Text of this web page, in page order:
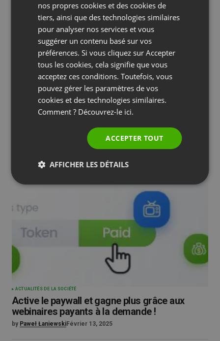
ASTUCES ET CONSEILS
Vois comment atteindre des millions de
téléspectateurs : Découvre le Multistreaming !
Février 5, 2025
ACTUALITÉS DE LA SOCIÉTÉ
Active le paywall et gagne plus grâce aux
webinaires payants à la demande !
by Paweł ŁaniewskiFévrier 13, 2025
SPANISH
PORTUGUESE
nos propres cookies et des cookies de
tiers, ainsi que des technologies similaires
pour analyser nos services et vous
suggérer un contenu basé sur vos
préférences. Si vous cliquez sur Accepter
tous les cookies, cela signifie que vous
acceptez ces conditions. Toutefois, vous
pouvez gérer les paramètres de vos
cookies et des technologies similaires.
Comment ? Découvrez-le ici.
ACCEPTER TOUT
AFFICHER LES DÉTAILS